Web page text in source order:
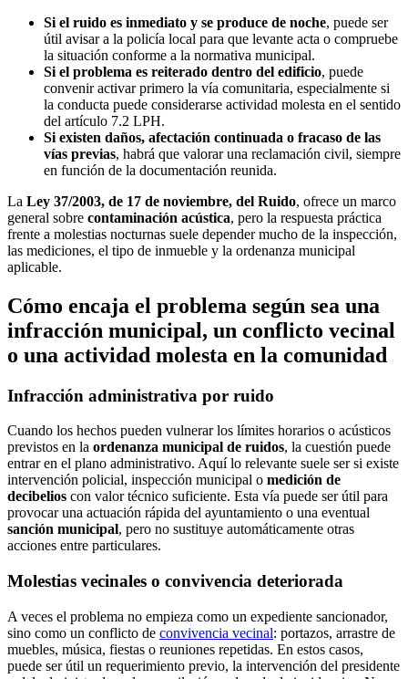
Si el ruido es inmediato y se produce de noche, puede ser
útil avisar a la policía local para que levante acta o compruebe
la situación conforme a la normativa municipal.
Si el problema es reiterado dentro del edificio, puede
convenir activar primero la vía comunitaria, especialmente si
la conducta puede considerarse actividad molesta en el sentido
del artículo 7.2 LPH.
Si existen daños, afectación continuada o fracaso de las
vías previas, habrá que valorar una reclamación civil, siempre
en función de la documentación reunida.
La Ley 37/2003, de 17 de noviembre, del Ruido, ofrece un marco
general sobre contaminación acústica, pero la respuesta práctica
frente a molestias nocturnas suele depender mucho de la inspección,
las mediciones, el tipo de inmueble y la ordenanza municipal
aplicable.
Cómo encaja el problema según sea una
infracción municipal, un conflicto vecinal
o una actividad molesta en la comunidad
Infracción administrativa por ruido
Cuando los hechos pueden vulnerar los límites horarios o acústicos
previstos en la ordenanza municipal de ruidos, la cuestión puede
entrar en el plano administrativo. Aquí lo relevante suele ser si existe
intervención policial, inspección municipal o medición de
decibelios con valor técnico suficiente. Esta vía puede ser útil para
provocar una actuación rápida del ayuntamiento o una eventual
sanción municipal, pero no sustituye automáticamente otras
acciones entre particulares.
Molestias vecinales o convivencia deteriorada
A veces el problema no empieza como un expediente sancionador,
sino como un conflicto de convivencia vecinal: portazos, arrastre de
muebles, música, fiestas o reuniones repetidas. En estos casos,
puede ser útil un requerimiento previo, la intervención del presidente